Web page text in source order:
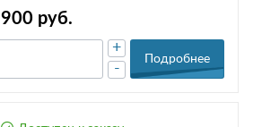
900 руб.
-
+
Подробнее